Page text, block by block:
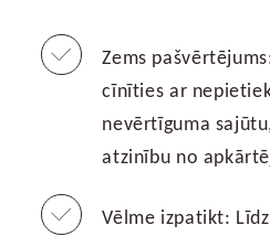
Zems
cīnīties ar
nevērtīguma
atzinību no
Vēlme izpatikt: